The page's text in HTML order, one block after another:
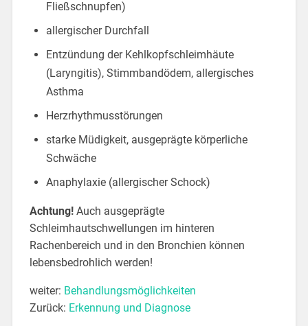
Fließschnupfen)
allergischer Durchfall
Entzündung der Kehlkopfschleimhäute
(Laryngitis), Stimmbandödem, allergisches
Asthma
Herzrhythmusstörungen
starke Müdigkeit, ausgeprägte körperliche
Schwäche
Anaphylaxie (allergischer Schock)
Achtung!Auch ausgeprägte
Schleimhautschwellungen im hinteren
Rachenbereich und in den Bronchien können
lebensbedrohlich werden!
weiter: Behandlungsmöglichkeiten
Zurück: Erkennung und Diagnose